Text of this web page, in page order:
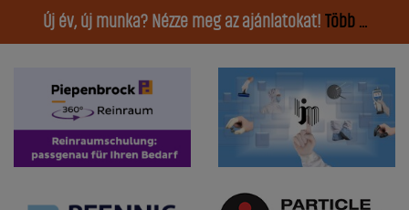
Új év, új munka? Nézze meg az ajánlatokat! Több ...